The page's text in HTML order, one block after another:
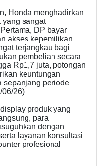
Honda menghadirkan
yang sangat
DP bayar
akses kepemilikan
terjangkau bagi
pembelian secara
Rp1,7 juta, potongan
keuntungan
sepanjang periode
06/26)
produk yang
para
dengan
layanan konsultasi
profesional